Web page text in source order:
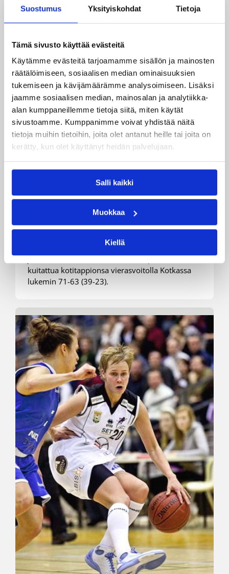
Suostumus Yksityiskohdat Tietoja
Tämä sivusto käyttää evästeitä
Käytämme evästeitä tarjoamamme sisällön ja mainosten
räätälöimiseen, sosiaalisen median ominaisuuksien
tukemiseen ja kävijämäärämme analysoimiseen. Lisäksi
jaamme sosiaalisen median, mainosalan ja analytiikka-
alan kumppaneillemme tietoja siitä, miten käytät
sivustoamme. Kumppanimme voivat yhdistää näitä
tietoja muihin tietoihin, joita olet antanut heille tai joita on
kerätty, kun olet käyttänyt heidän palvelujaan.
Salli kaikki
Muokkaa
Kiellä
Naisten Korisliiga 07.03.2009 00:00
Catz väkevänä vieraissakin,
Espoo Team tasasi voitot
Vain runkosarjan avausottelunsa syksyllä
hävinnyt Catz johtaa naisten SM-koripalloilun
selkeän vierasvoiton 88-67 (46-38). Espoo Team
ja PeKa ovat tasatilanteessa 1-1 espoolaisten
kuitattua kotitappionsa vierasvoitolla Kotkassa
lukemin 71-63 (39-23).